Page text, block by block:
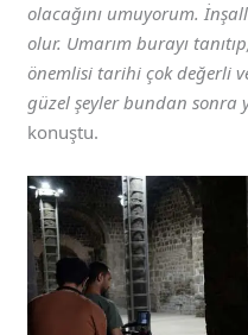
olacağını umuyorum.
olur. Umarım burayı
önemlisi tarihi çok değerli
güzel şeyler bundan sonra
konuştu.